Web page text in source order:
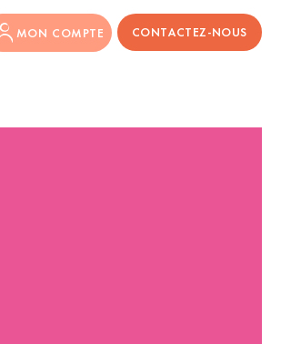
MON COMPTE CONTACTEZ-NOUS